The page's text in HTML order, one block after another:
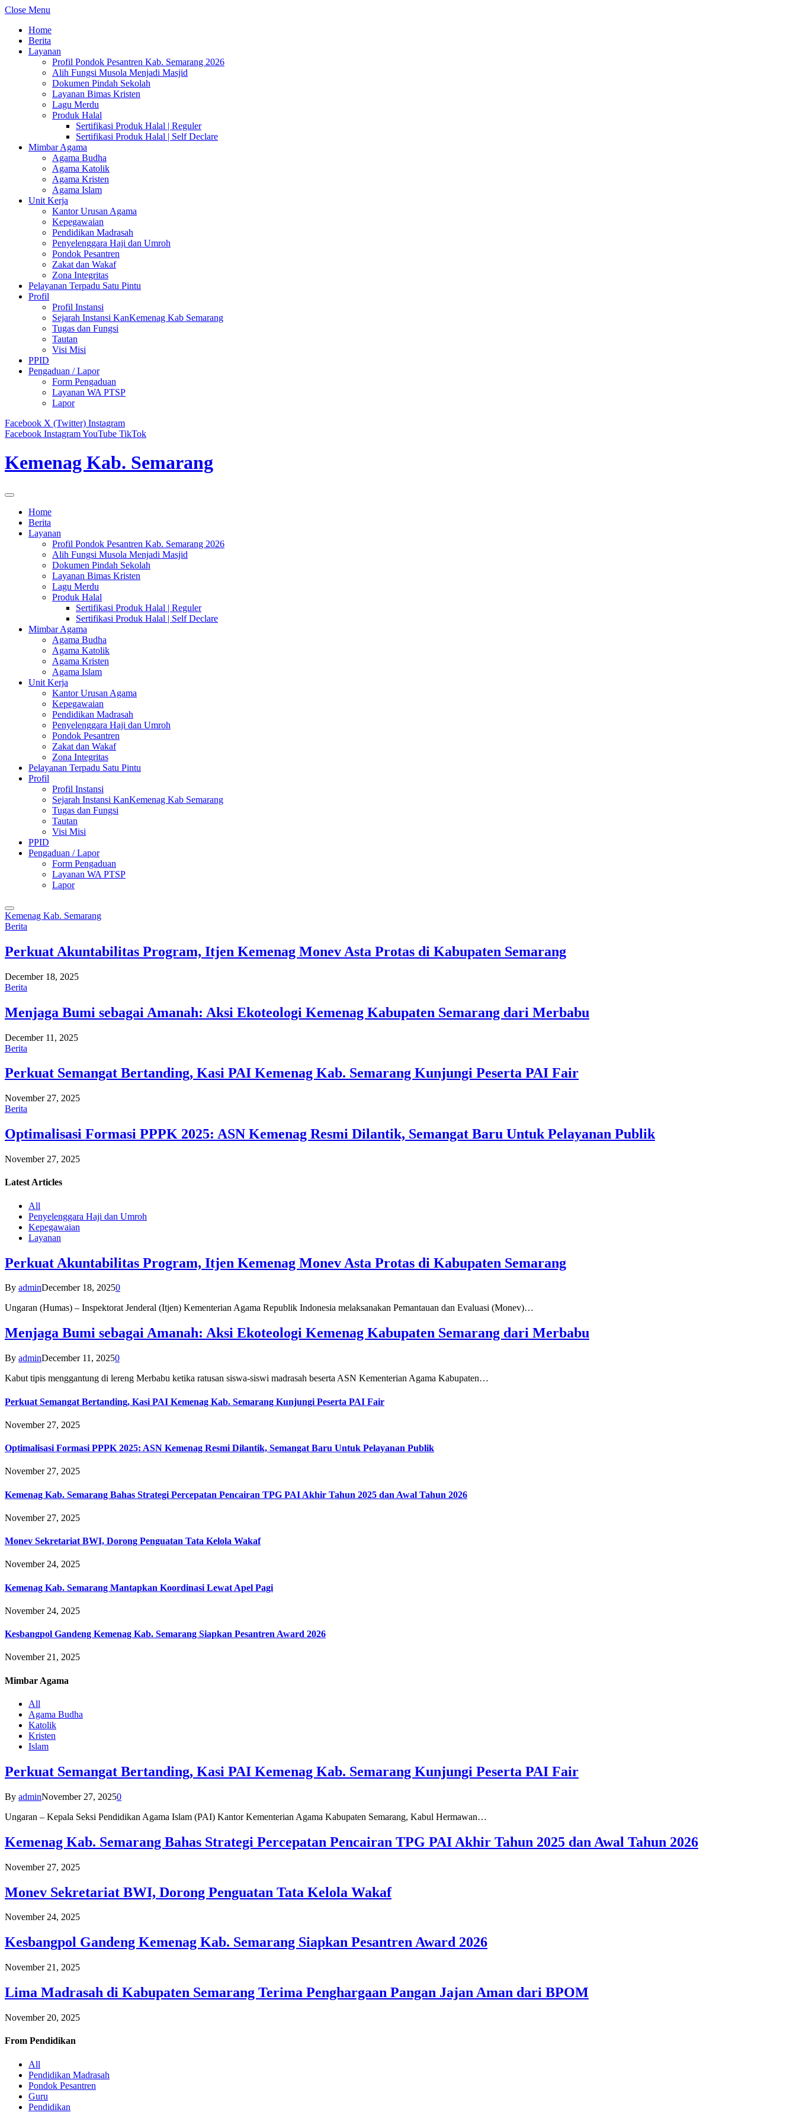
Close Menu
Home
Berita
Layanan
Profil Pondok Pesantren Kab. Semarang 2026
Alih Fungsi Musola Menjadi Masjid
Dokumen Pindah Sekolah
Layanan Bimas Kristen
Lagu Merdu
Produk Halal
Sertifikasi Produk Halal | Reguler
Sertifikasi Produk Halal | Self Declare
Mimbar Agama
Agama Budha
Agama Katolik
Agama Kristen
Agama Islam
Unit Kerja
Kantor Urusan Agama
Kepegawaian
Pendidikan Madrasah
Penyelenggara Haji dan Umroh
Pondok Pesantren
Zakat dan Wakaf
Zona Integritas
Pelayanan Terpadu Satu Pintu
Profil
Profil Instansi
Sejarah Instansi KanKemenag Kab Semarang
Tugas dan Fungsi
Tautan
Visi Misi
PPID
Pengaduan / Lapor
Form Pengaduan
Layanan WA PTSP
Lapor
Facebook X (Twitter) Instagram
Facebook InstagramYouTube TikTok
Kemenag Kab. Semarang
Home
Berita
Layanan
Profil Pondok Pesantren Kab. Semarang 2026
Alih Fungsi Musola Menjadi Masjid
Dokumen Pindah Sekolah
Layanan Bimas Kristen
Lagu Merdu
Produk Halal
Sertifikasi Produk Halal | Reguler
Sertifikasi Produk Halal | Self Declare
Mimbar Agama
Agama Budha
Agama Katolik
Agama Kristen
Agama Islam
Unit Kerja
Kantor Urusan Agama
Kepegawaian
Pendidikan Madrasah
Penyelenggara Haji dan Umroh
Pondok Pesantren
Zakat dan Wakaf
Zona Integritas
Pelayanan Terpadu Satu Pintu
Profil
Profil Instansi
Sejarah Instansi KanKemenag Kab Semarang
Tugas dan Fungsi
Tautan
Visi Misi
PPID
Pengaduan / Lapor
Form Pengaduan
Layanan WA PTSP
Lapor
Kemenag Kab. Semarang
Berita
Perkuat Akuntabilitas Program, Itjen Kemenag Monev Asta Protas di Kabupaten Semarang
December 18, 2025
Berita
Menjaga Bumi sebagai Amanah: Aksi Ekoteologi Kemenag Kabupaten Semarang dari Merbabu
December 11, 2025
Berita
Perkuat Semangat Bertanding, Kasi PAI Kemenag Kab. Semarang Kunjungi Peserta PAI Fair
November 27, 2025
Berita
Optimalisasi Formasi PPPK 2025: ASN Kemenag Resmi Dilantik, Semangat Baru Untuk Pelayanan Publik
November 27, 2025
Latest Articles
All
Penyelenggara Haji dan Umroh
Kepegawaian
Layanan
Perkuat Akuntabilitas Program, Itjen Kemenag Monev Asta Protas di Kabupaten Semarang
By adminDecember 18, 20250
Ungaran (Humas) – Inspektorat Jenderal (Itjen) Kementerian Agama Republik Indonesia melaksanakan Pemantauan dan Evaluasi (Monev)…
Menjaga Bumi sebagai Amanah: Aksi Ekoteologi Kemenag Kabupaten Semarang dari Merbabu
By adminDecember 11, 20250
Kabut tipis menggantung di lereng Merbabu ketika ratusan siswa-siswi madrasah beserta ASN Kementerian Agama Kabupaten…
Perkuat Semangat Bertanding, Kasi PAI Kemenag Kab. Semarang Kunjungi Peserta PAI Fair
November 27, 2025
Optimalisasi Formasi PPPK 2025: ASN Kemenag Resmi Dilantik, Semangat Baru Untuk Pelayanan Publik
November 27, 2025
Kemenag Kab. Semarang Bahas Strategi Percepatan Pencairan TPG PAI Akhir Tahun 2025 dan Awal Tahun 2026
November 27, 2025
Monev Sekretariat BWI, Dorong Penguatan Tata Kelola Wakaf
November 24, 2025
Kemenag Kab. Semarang Mantapkan Koordinasi Lewat Apel Pagi
November 24, 2025
Kesbangpol Gandeng Kemenag Kab. Semarang Siapkan Pesantren Award 2026
November 21, 2025
Mimbar Agama
All
Agama Budha
Katolik
Kristen
Islam
Perkuat Semangat Bertanding, Kasi PAI Kemenag Kab. Semarang Kunjungi Peserta PAI Fair
By adminNovember 27, 20250
Ungaran – Kepala Seksi Pendidikan Agama Islam (PAI) Kantor Kementerian Agama Kabupaten Semarang, Kabul Hermawan…
Kemenag Kab. Semarang Bahas Strategi Percepatan Pencairan TPG PAI Akhir Tahun 2025 dan Awal Tahun 2026
November 27, 2025
Monev Sekretariat BWI, Dorong Penguatan Tata Kelola Wakaf
November 24, 2025
Kesbangpol Gandeng Kemenag Kab. Semarang Siapkan Pesantren Award 2026
November 21, 2025
Lima Madrasah di Kabupaten Semarang Terima Penghargaan Pangan Jajan Aman dari BPOM
November 20, 2025
From Pendidikan
All
Pendidikan Madrasah
Pondok Pesantren
Guru
Pendidikan